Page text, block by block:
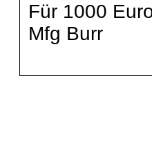
Für 1000
Mfg Burr